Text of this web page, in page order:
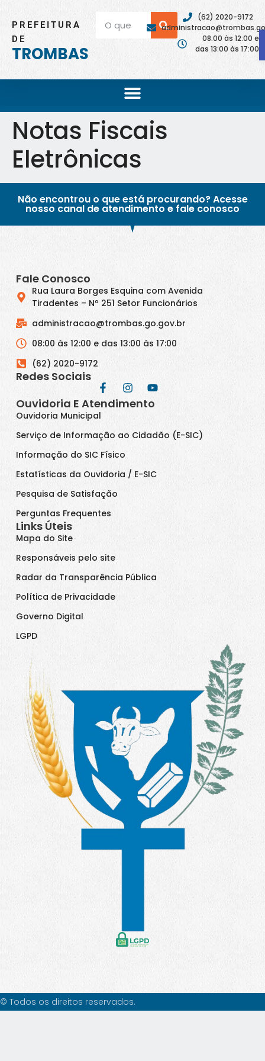
PREFEITURA
DE
TROMBAS
(62) 2020-9172
08:00 às 12:00 e
das 13:00 às 17:00
Notas Fiscais
Eletrônicas
Não encontrou o que está procurando? Acesse
nosso canal de atendimento e fale conosco
Fale Conosco
Rua Laura Borges Esquina com Avenida
Tiradentes – Nº 251 Setor Funcionários
administracao@trombas.go.gov.br
08:00 às 12:00 e das 13:00 às 17:00
(62) 2020-9172
Redes Sociais
Ouvidoria E Atendimento
Ouvidoria Municipal
Serviço de Informação ao Cidadão (E-SIC)
Informação do SIC Físico
Estatísticas da Ouvidoria / E-SIC
Pesquisa de Satisfação
Perguntas Frequentes
Links Úteis
Mapa do Site
Responsáveis pelo site
Radar da Transparência Pública
Política de Privacidade
Governo Digital
LGPD
© Todos os direitos reservados.